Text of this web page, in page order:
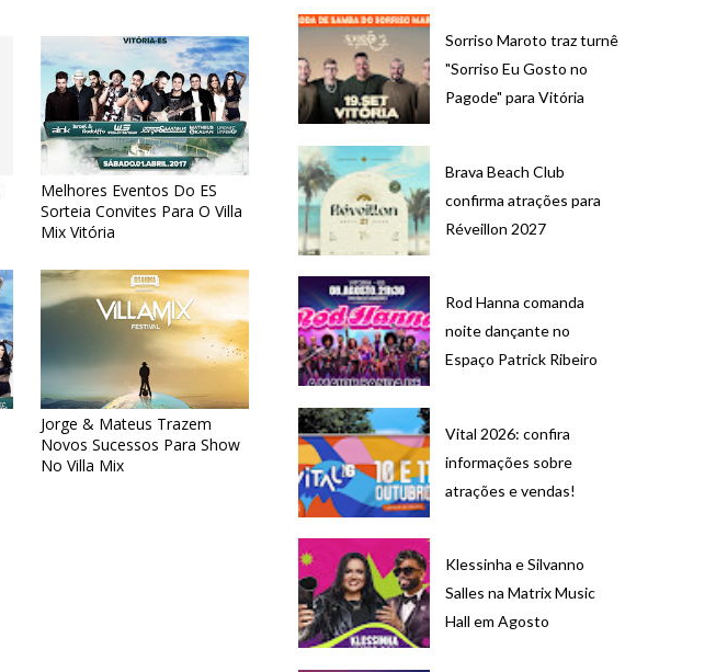
Melhores Eventos Do ES
Sorteia Convites Para O Villa
Mix Vitória
Jorge & Mateus Trazem
Novos Sucessos Para Show
No Villa Mix
Sorriso Maroto traz turnê
"Sorriso Eu Gosto no
Pagode" para Vitória
Brava Beach Club
confirma atrações para
Réveillon 2027
Rod Hanna comanda
noite dançante no
Espaço Patrick Ribeiro
Vital 2026: confira
informações sobre
atrações e vendas!
Klessinha e Silvanno
Salles na Matrix Music
Hall em Agosto